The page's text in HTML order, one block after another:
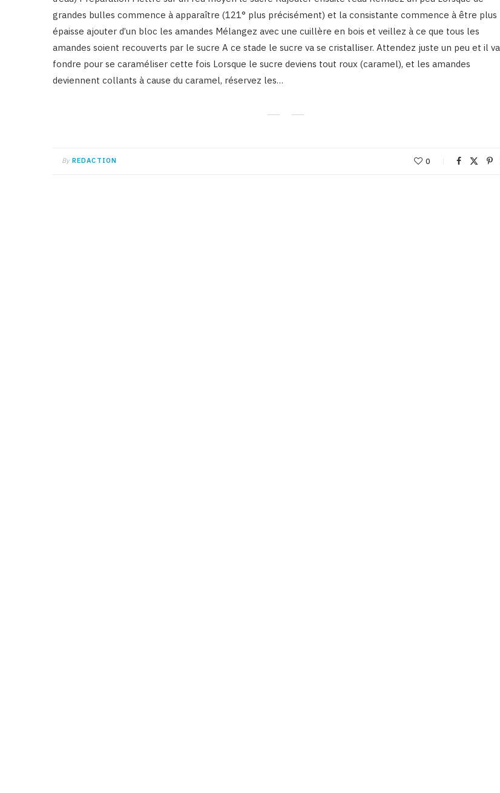
grandes bulles commence à apparaître (121° plus précisément) et la consistante commence à être plus
épaisse ajouter d’un bloc les amandes Mélangez avec une cuillère en bois et veillez à ce que tous les
amandes soient recouverts par le sucre A ce stade le sucre va se cristalliser. Attendez juste un peu et il va
fondre pour se caraméliser cette fois Lorsque le sucre deviens tout roux (caramel), et les amandes
deviennent collants à cause du caramel, réservez les…
By REDACTION 0